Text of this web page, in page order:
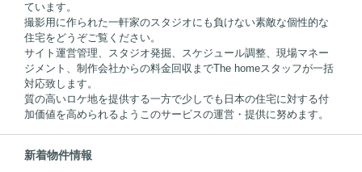
ています。
撮影用に作られた一軒家のスタジオにも負けない素敵な個性的な
住宅をどうぞご覧ください。
サイト運営管理、スタジオ発掘、スケジュール調整、現場マネー
ジメント、制作会社からの料金回収までThe homeスタッフが一括
対応致します。
質の高いロケ地を提供する一方で少しでも日本の住宅に対する付
加価値を高められるようこのサービスの運営・提供に努めます。
新着物件情報